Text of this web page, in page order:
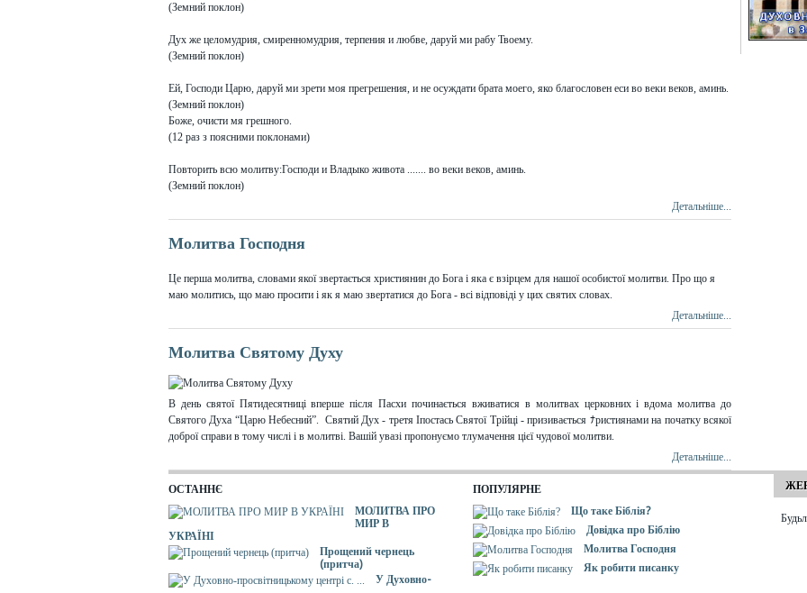
(Земний поклон)
Дух же целомудрия, смиренномудрия, терпения и любве, даруй ми рабу Твоему.
(Земний поклон)
Ей, Господи Царю, даруй ми зрети моя прегрешения, и не осуждати брата моего, яко благословен еси во веки веков, аминь.
(Земний поклон)
Боже, очисти мя грешного.
(12 раз з поясними поклонами)
Повторить всю молитву:Господи и Владыко живота ....... во веки веков, аминь.
(Земний поклон)
Детальніше...
Молитва Господня
Це перша молитва, словами якої звертається християнин до Бога і яка є взірцем для нашої особистої молитви. Про що я
маю молитись, що маю просити і як я маю звертатися до Бога - всі відповіді у цих святих словах.
Детальніше...
Молитва Святому Духу
В день святої Пятидесятниці вперше після Пасхи починається вживатися в молитвах церковних і вдома молитва до
Святого Духа “Царю Небесний”. Святий Дух - третя Іпостась Святої Трійці - призивається ﾅристиянами на початку всякої
доброї справи в тому числі і в молитві. Вашій увазі пропонуємо тлумачення цієї чудової молитви.
Детальніше...
ОСТАННЄ
МОЛИТВА ПРО
МИР В
УКРАЇНІ
Прощений чернець
(притча)
У Духовно-
ПОПУЛЯРНЕ
Що таке Біблія?
Довідка про Біблію
Молитва Господня
Як робити писанку